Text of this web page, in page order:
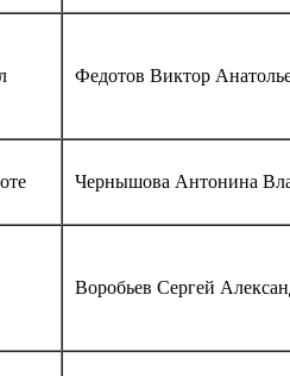
Федотов Виктор
Чернышова Антонина
Воробьев Сергей